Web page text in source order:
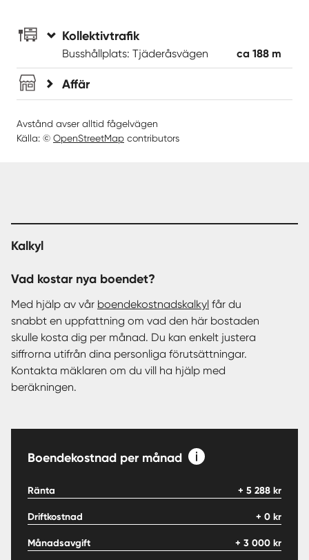
Kollektivtrafik
Busshållplats: Tjäderåsvägen ca 188 m
Affär
Avstånd avser alltid fågelvägen
Källa: © OpenStreetMap contributors
Kalkyl
Vad kostar nya boendet?
Med hjälp av vår boendekostnadskalkyl får du
snabbt en uppfattning om vad den här bostaden
skulle kosta dig per månad. Du kan enkelt justera
siffrorna utifrån dina personliga förutsättningar.
Kontakta mäklaren om du vill ha hjälp med
beräkningen.
Boendekostnad per månad
Ränta + 5 288 kr
Driftkostnad + 0 kr
Månadsavgift + 3 000 kr